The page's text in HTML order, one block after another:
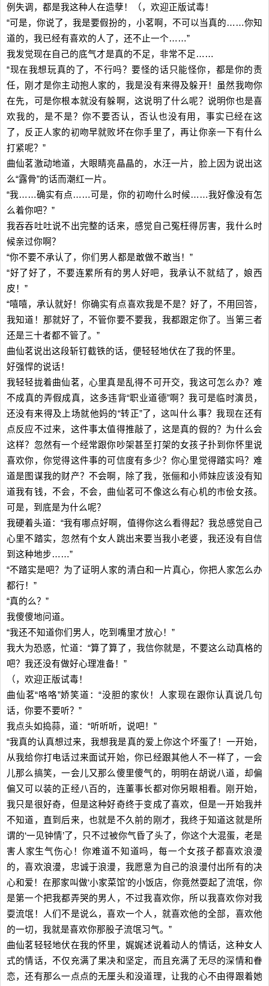
例失调，都是我这种人在造孽！（，欢迎正版试毒！
“可是，你说了，我是要假扮的，小茗啊，不可以当真的……你知
道的，我已经有喜欢的人了，还不止一个……”
我发觉现在自己的底气才是真的不足，非常不足……
“现在我想玩真的了，不行吗？要怪的话只能怪你，都是你的责
任，刚才是你主动抱人家的，我是没有来得及躲开！虽然我吻你
在先，可是你根本就没有躲啊，这说明了什么呢？说明你也是喜
欢我的，是不是？你不要否认，否认也没有用，事实已经在这
了，反正人家的初吻早就败坏在你手里了，再让你亲一下有什么
打紧呢？”
曲仙茗激动地道，大眼睛亮晶晶的，水汪一片，脸上因为说出这
么“露骨”的话而潮红一片。
“我……确实有点……可是，你的初吻什么时候……我好像没有怎
么着你吧？”
我吞吞吐吐说不出完整的话来，感觉自己冤枉得厉害，我什么时
候亲过你啊？
“你不要不承认了，你们男人都是敢做不敢当！”
“好了好了，不要连累所有的男人好吧，我承认不就结了，娘西
皮！”
“嘻嘻，承认就好！你确实有点喜欢我是不是？好了，不用回答，
我知道！那就好了，不管你要不要我，我都跟定你了。当第三者
还是三十者都不管了。”
曲仙茗说出这段斩钉截铁的话，便轻轻地伏在了我的怀里。
好强悍的说话！
我轻轻拢着曲仙茗，心里真是乱得不可开交，我这可怎么办？难
不成真的弄假成真，这多违背“职业道德”啊？我可是临时演员，
还没有来得及上场就他妈的“转正”了，这叫什么事？我现在还有
点反应不过来，这件事太值得推敲了，这是真的假的？为什么会
这样？忽然有一个经常跟你吵架甚至打架的女孩子扑到你怀里说
喜欢你，你觉得这件事的可信度有多少？你心里觉得踏实吗？难
道是图谋我的财产？不会啊，除了我，张俪和小师妹应该没有知
道我有钱，不会，不会，曲仙茗可不像这么有心机的市侩女孩。
可是，到底是为什么呢？
我硬着头道：“我有哪点好啊，值得你这么看得起？我总感觉自己
心里不踏实，忽然有个女人跳出来要当我小老婆，我还没有自信
到这种地步……”
“不踏实是吧？为了证明人家的清白和一片真心，你把人家怎么办
都行！”
“真的么？”
我傻傻地问道。
“我还不知道你们男人，吃到嘴里才放心！”
我大为恐惑，忙道：“算了算了，我信你就是，不要这么动真格的
吧？我还没有做好心理准备！”
（，欢迎正版试毒！
曲仙茗“咯咯”娇笑道：“没胆的家伙！人家现在跟你认真说几句
话，你要不要听？”
我点头如捣蒜，道：“听听听，说吧！”
“我真的认真想过来，我想我是真的爱上你这个坏蛋了！一开始，
从我给你打电话过来面试开始，你已经跟其他人不一样了，一会
儿那么搞笑，一会儿又那么傻里傻气的，明明在胡说八道，却偏
偏又可以装的正经八百的，连董事长都对你另眼相看。刚开始，
我只是很好奇，但是这种好奇终于变成了喜欢，但是一开始我并
不知道，直到后来，也就是不久前的刚才，我终于知道这就是所
谓的‘一见钟情’了，只不过被你气昏了头了，你这个大混蛋，老是
害人家生气伤心！你难道不知道吗，每一个女孩子都喜欢浪漫
的，喜欢浪漫，忠诚于浪漫，我愿意为自己的浪漫付出所有的决
心和爱！在那家叫做‘小家菜馆’的小饭店，你竟然耍起了流氓，你
是第一个把我都弄哭的男人，不过我喜欢你，所以我喜欢你对我
耍流氓！人们不是说么，喜欢一个人，就喜欢他的全部，喜欢他
的一切，我就是喜欢你那股子流氓习气。”
曲仙茗轻轻地伏在我的怀里，娓娓述说着动人的情话，这种女人
式的情话，不仅充满了果决和坚定，而且充满了无尽的深情和眷
恋，还有那么一点点的无厘头和没道理，让我的心不由得跟着她